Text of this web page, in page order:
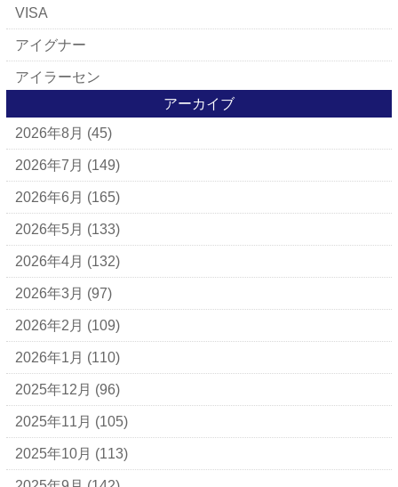
VISA
アイグナー
アイラーセン
BALLY
ＵＧＧ
アナスイ
アニエスベー
アルマーニ
アレン・エドモンズ
アンナ モリナーリ
イブ・サンローラン
ヴェロ・キーオ
ウンガロ
エヴー
アーカイブ
2026年8月 (45)
2026年7月 (149)
2026年6月 (165)
2026年5月 (133)
2026年4月 (132)
2026年3月 (97)
2026年2月 (109)
2026年1月 (110)
2025年12月 (96)
2025年11月 (105)
2025年10月 (113)